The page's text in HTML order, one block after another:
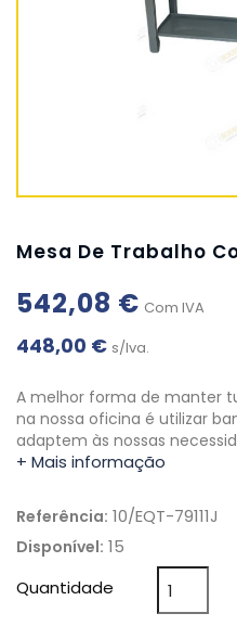
Mesa De Trabalho
542,08 € Com IVA
448,00 € s/Iva.
A melhor forma de manter
na nossa oficina é utilizar
adaptem às nossas
+ Mais informação
Referência: 10/EQT-79111J
Disponível: 15
Quantidade